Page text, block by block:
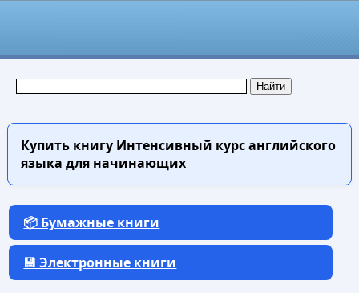
Купить книгуИнтенсивный курс английского
языка для начинающих
📦 Бумажные книги
💾 Электронные книги